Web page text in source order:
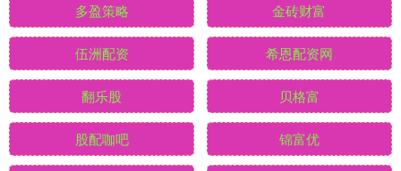
多盈策略 金砖财富
伍洲配资 希恩配资网
翻乐股 贝格富
股配咖吧 锦富优